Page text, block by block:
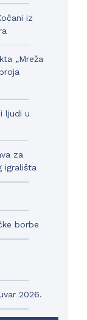
iz
„Mreža
ljudi u
za
igrališta
borbe
2026.